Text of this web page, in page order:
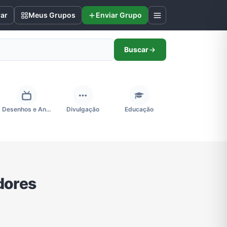
Meus Grupos Enviar Grupo
Buscar
Desenhos e Animes Divulgação Educação